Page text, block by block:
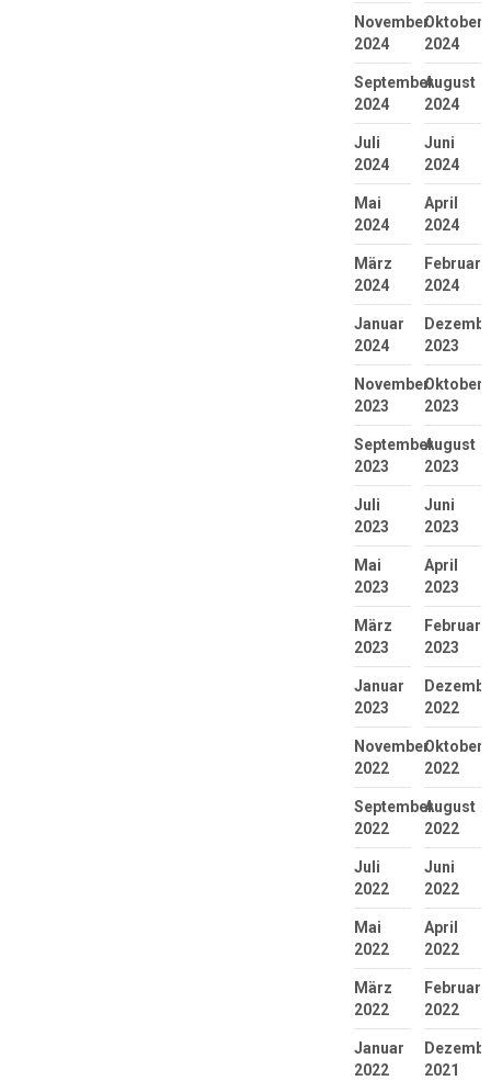
November
2024
Oktober
2024
September
2024
August
2024
Juli
2024
Juni
2024
Mai
2024
April
2024
März
2024
Februar
2024
Januar
2024
2023
November
2023
Oktober
2023
September
2023
August
2023
Juli
2023
Juni
2023
Mai
2023
April
2023
März
2023
Februar
2023
Januar
2023
2022
November
2022
Oktober
2022
September
2022
August
2022
Juli
2022
Juni
2022
Mai
2022
April
2022
März
2022
Februar
2022
Januar
2022
2021